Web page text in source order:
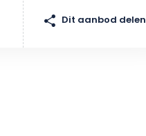
Dit aanbod delen